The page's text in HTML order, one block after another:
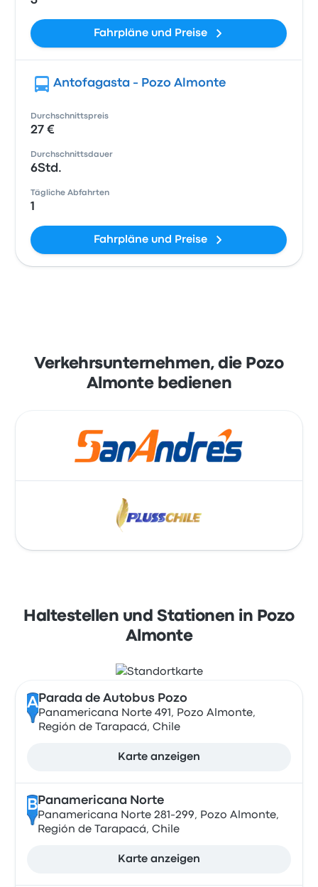
Fahrpläne und Preise
Antofagasta - Pozo Almonte
Durchschnittspreis
27 €
Durchschnittsdauer
6Std.
Tägliche Abfahrten
1
Fahrpläne und Preise
Verkehrsunternehmen, die Pozo
Almonte bedienen
Haltestellen und Stationen in Pozo
Almonte
A Parada de Autobus Pozo
Panamericana Norte 491, Pozo Almonte,
Región de Tarapacá, Chile
Karte anzeigen
B Panamericana Norte
Panamericana Norte 281-299, Pozo Almonte,
Región de Tarapacá, Chile
Karte anzeigen